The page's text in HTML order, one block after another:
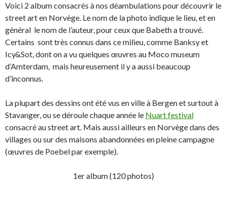
Voici 2 album consacrés à nos déambulations pour découvrir le
street art en Norvège. Le nom de la photo indique le lieu, et en
général le nom de l’auteur, pour ceux que Babeth a trouvé.
Certains sont très connus dans ce milieu, comme Banksy et
Icy&Sot, dont on a vu quelques œuvres au Moco museum
d’Amterdam, mais heureusement il y a aussi beaucoup
d’inconnus.
La plupart des dessins ont été vus en ville à Bergen et surtout à
Stavanger, ou se déroule chaque année le Nuart festival
consacré au street art. Mais aussi ailleurs en Norvège dans des
villages ou sur des maisons abandonnées en pleine campagne
(œuvres de Poebel par exemple).
1er album (120 photos)